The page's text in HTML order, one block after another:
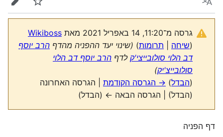
שפה מעקב
גרסה מ־11:20, 14 באפריל 2021 מאת
Wikiboss
(שיחה תרומות) (שינוי יעד ההפניה מהדף הרב יוסף
דב הלוי סולובייצי'ק לדף הרב יוסף דב הלוי
סולובייצ'יק)
(הבדל) → הגרסה הקודמת | הגרסה האחרונה
(הבדל) | הגרסה הבאה ← (הבדל)
דף הפניה